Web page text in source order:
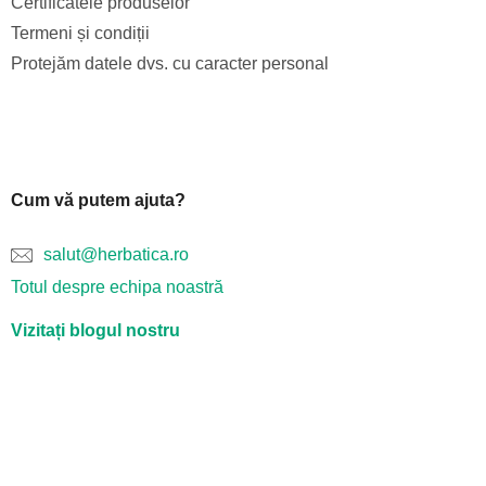
Termeni și condiții
Protejăm datele dvs. cu caracter personal
Cum vă putem ajuta?
salut@herbatica.ro
Totul despre echipa noastră
Vizitați blogul nostru